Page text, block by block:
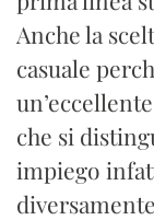
Anche la
casuale
che si
impiego